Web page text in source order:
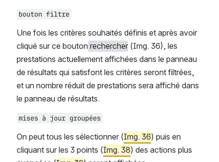
bouton filtre
Une fois les critères souhaités définis et après avoir
cliqué sur ce bouton rechercher (Img. 36), les
prestations actuellement affichées dans le panneau
de résultats qui satisfont les critères seront filtrées,
et un nombre réduit de prestations sera affiché dans
le panneau de résultats.
mises à jour groupées
On peut tous les sélectionner (Img. 36) puis en
cliquant sur les 3 points (Img. 38) des actions plus